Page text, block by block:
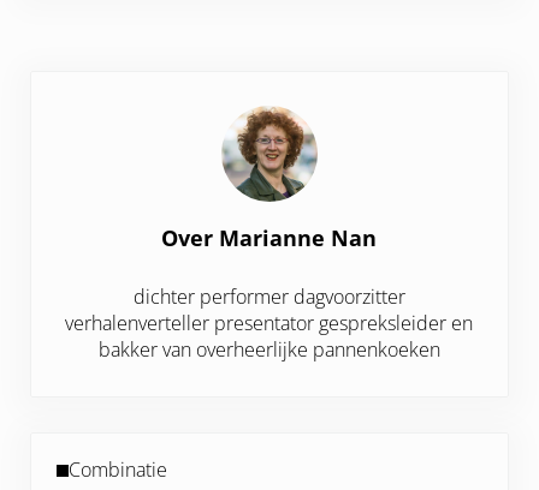
Over Marianne Nan
dichter performer dagvoorzitter
verhalenverteller presentator gespreksleider en
bakker van overheerlijke pannenkoeken
Combinatie